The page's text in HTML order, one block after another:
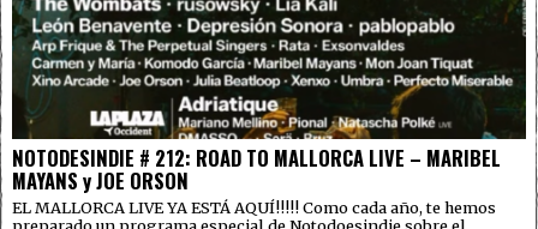
NOTODESINDIE # 212: ROAD TO MALLORCA LIVE – MARIBEL
MAYANS y JOE ORSON
EL MALLORCA LIVE YA ESTÁ AQUÍ!!!!! Como cada año, te hemos
preparado un programa especial de Notodoesindie sobre el